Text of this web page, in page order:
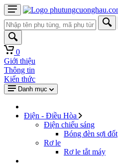
0
Giới thiệu
Thông tin
Kiến thức
Danh mục
Điện - Điều Hòa
Điện chiếu sáng
Bóng đèn sợi đốt
Rơ le
Rơ le tắt máy